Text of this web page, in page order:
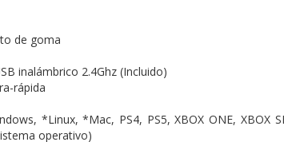
de goma
inalámbrico 2.4Ghz (Incluido)
rápida
*Linux, *Mac, PS4, PS5, XBOX ONE, XBOX
operativo)